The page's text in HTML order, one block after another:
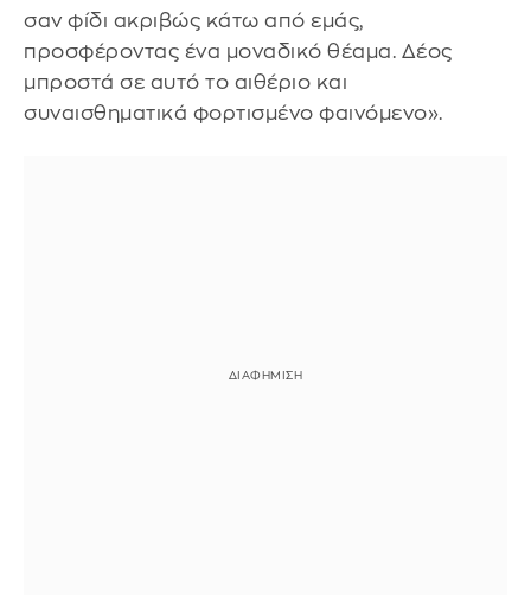
σαν φίδι ακριβώς κάτω από εμάς,
προσφέροντας ένα μοναδικό θέαμα. Δέος
μπροστά σε αυτό το αιθέριο και
συναισθηματικά φορτισμένο φαινόμενο».